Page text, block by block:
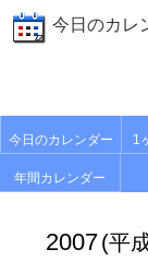
今日のカレ
今日のカレンダー 1
年間カレンダー
2007(平